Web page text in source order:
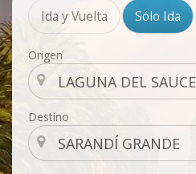
Ida y Vuelta Sólo Ida
Origen
Destino